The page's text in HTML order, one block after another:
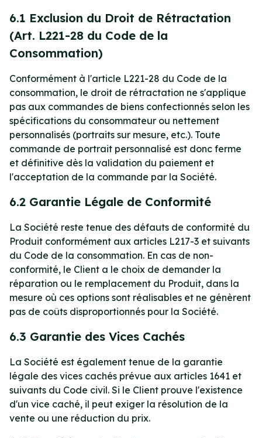
6.1 Exclusion du Droit de Rétractation
(Art. L221-28 du Code de la
Consommation)
Conformément à l'article L221-28 du Code de la
consommation, le droit de rétractation ne s'applique
pas aux commandes de biens confectionnés selon les
spécifications du consommateur ou nettement
personnalisés (portraits sur mesure, etc.). Toute
commande de portrait personnalisé est donc ferme
et définitive dès la validation du paiement et
l'acceptation de la commande par la Société.
6.2 Garantie Légale de Conformité
La Société reste tenue des défauts de conformité du
Produit conformément aux articles L217-3 et suivants
du Code de la consommation. En cas de non-
conformité, le Client a le choix de demander la
réparation ou le remplacement du Produit, dans la
mesure où ces options sont réalisables et ne génèrent
pas de coûts disproportionnés pour la Société.
6.3 Garantie des Vices Cachés
La Société est également tenue de la garantie
légale des vices cachés prévue aux articles 1641 et
suivants du Code civil. Si le Client prouve l'existence
d'un vice caché, il peut exiger la résolution de la
vente ou une réduction du prix.